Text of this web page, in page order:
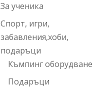
За ученика
Спорт, игри,
забавления,хоби,
подаръци
Къмпинг оборудване
Подаръци